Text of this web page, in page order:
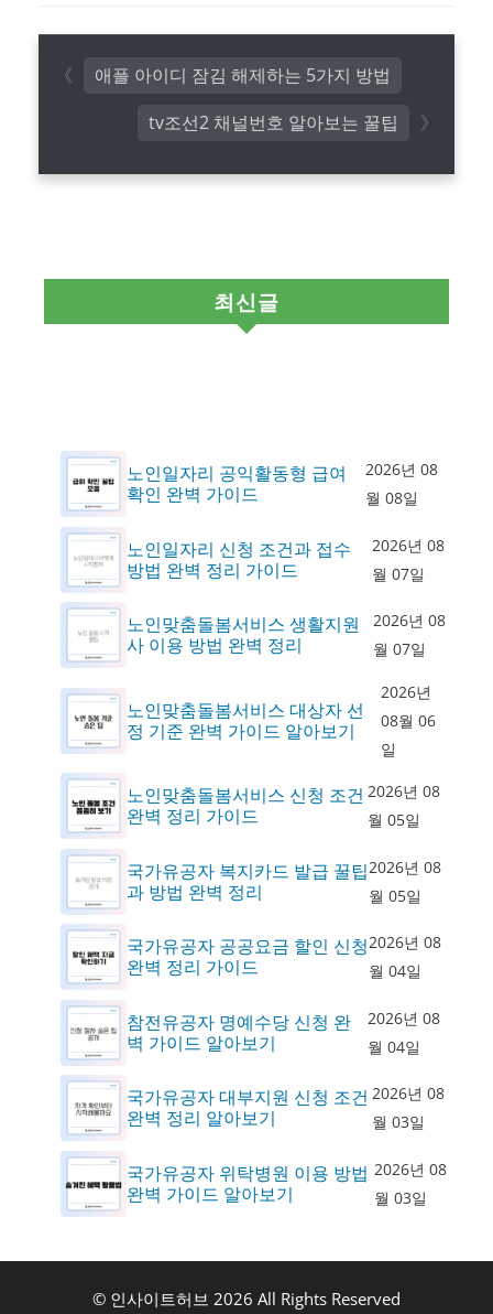
tv조선2 채널번호 알아보는 꿀팁
애플 아이디 잠김 해제하는 5가지 방법
최신글
노인일자리 공익활동형 급여
확인 완벽 가이드
2026년 08
월 08일
노인일자리 신청 조건과 접수
방법 완벽 정리 가이드
2026년 08
월 07일
노인맞춤돌봄서비스 생활지원
사 이용 방법 완벽 정리
2026년 08
월 07일
노인맞춤돌봄서비스 대상자 선
정 기준 완벽 가이드 알아보기
2026년
08월 06
일
노인맞춤돌봄서비스 신청 조건
완벽 정리 가이드
2026년 08
월 05일
국가유공자 복지카드 발급 꿀팁
과 방법 완벽 정리
2026년 08
월 05일
국가유공자 공공요금 할인 신청
완벽 정리 가이드
2026년 08
월 04일
참전유공자 명예수당 신청 완
벽 가이드 알아보기
2026년 08
월 04일
국가유공자 대부지원 신청 조건
완벽 정리 알아보기
2026년 08
월 03일
국가유공자 위탁병원 이용 방법
완벽 가이드 알아보기
2026년 08
월 03일
© 인사이트허브 2026 All Rights Reserved